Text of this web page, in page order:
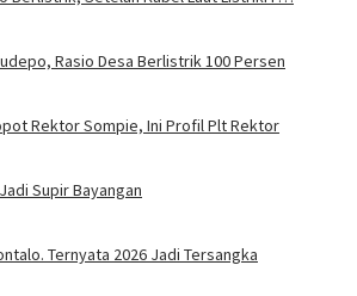
Rasio Desa Berlistrik 100 Persen
Rektor Sompie, Ini Profil Plt Rektor
Supir Bayangan
Ternyata 2026 Jadi Tersangka